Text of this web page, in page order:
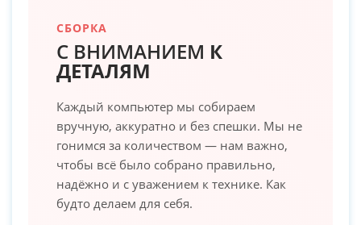
СБОРКА
С ВНИМАНИЕМ К
ДЕТАЛЯМ
Каждый компьютер мы собираем
вручную, аккуратно и без спешки. Мы не
гонимся за количеством — нам важно,
чтобы всё было собрано правильно,
надёжно и с уважением к технике. Как
будто делаем для себя.